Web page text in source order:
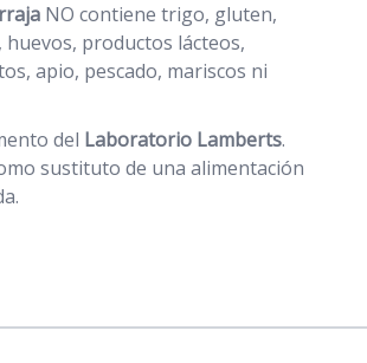
NO contiene trigo, gluten,
huevos, productos lácteos,
apio, pescado, mariscos ni
del Laboratorio Lamberts.
sustituto de una alimentación